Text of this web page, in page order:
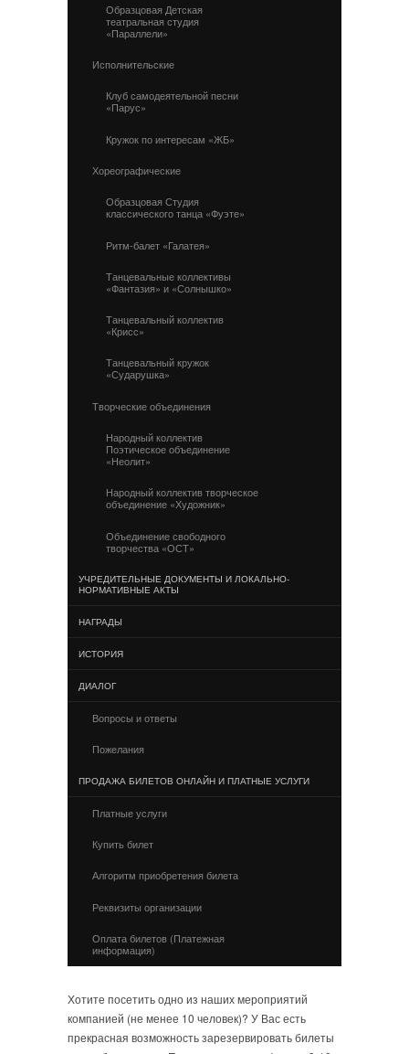
Образцовая Детская
театральная студия
«Параллели»
Исполнительские
Клуб самодеятельной песни
«Парус»
Кружок по интересам «ЖБ»
Хореографические
Образцовая Студия
классического танца «Фуэте»
Ритм-балет «Галатея»
Танцевальные коллективы
«Фантазия» и «Солнышко»
Танцевальный коллектив
«Крисс»
Танцевальный кружок
«Сударушка»
Творческие объединения
Народный коллектив
Поэтическое объединение
«Неолит»
Народный коллектив творческое
объединение «Художник»
Объединение свободного
творчества «ОСТ»
УЧРЕДИТЕЛЬНЫЕ ДОКУМЕНТЫ И ЛОКАЛЬНО-
НОРМАТИВНЫЕ АКТЫ
НАГРАДЫ
ИСТОРИЯ
ДИАЛОГ
Вопросы и ответы
Пожелания
ПРОДАЖА БИЛЕТОВ ОНЛАЙН И ПЛАТНЫЕ УСЛУГИ
Платные услуги
Купить билет
Алгоритм приобретения билета
Реквизиты организации
Оплата билетов (Платежная
информация)
Хотите посетить одно из наших мероприятий
компанией (не менее 10 человек)? У Вас есть
прекрасная возможность зарезервировать билеты